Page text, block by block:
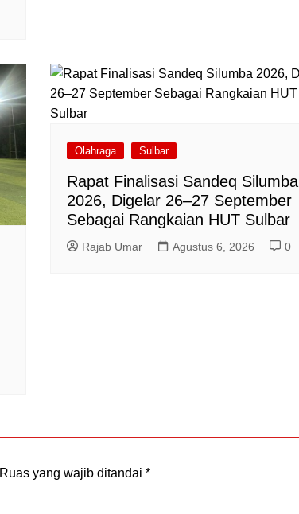
Olahraga Sulbar
Rapat Finalisasi Sandeq Silumba
2026, Digelar 26–27 September
Sebagai Rangkaian HUT Sulbar
Rajab Umar Agustus 6, 2026 0
Ruas yang wajib ditandai *